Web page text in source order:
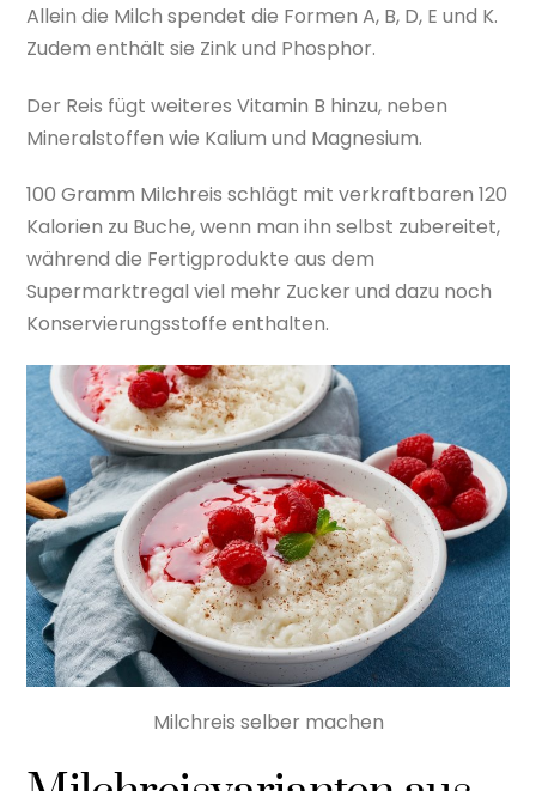
Allein die Milch spendet die Formen A, B, D, E und K.
Zudem enthält sie Zink und Phosphor.
Der Reis fügt weiteres Vitamin B hinzu, neben
Mineralstoffen wie Kalium und Magnesium.
100 Gramm Milchreis schlägt mit verkraftbaren 120
Kalorien zu Buche, wenn man ihn selbst zubereitet,
während die Fertigprodukte aus dem
Supermarktregal viel mehr Zucker und dazu noch
Konservierungsstoffe enthalten.
Milchreis selber machen